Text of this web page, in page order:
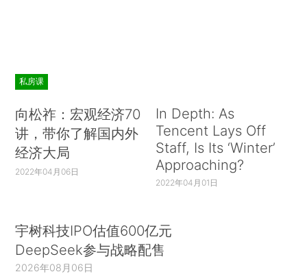
私房课
向松祚：宏观经济70
讲，带你了解国内外
经济大局
2022年04月06日
In Depth: As
Tencent Lays Off
Staff, Is Its ‘Winter’
Approaching?
2022年04月01日
宇树科技IPO估值600亿元
DeepSeek参与战略配售
2026年08月06日